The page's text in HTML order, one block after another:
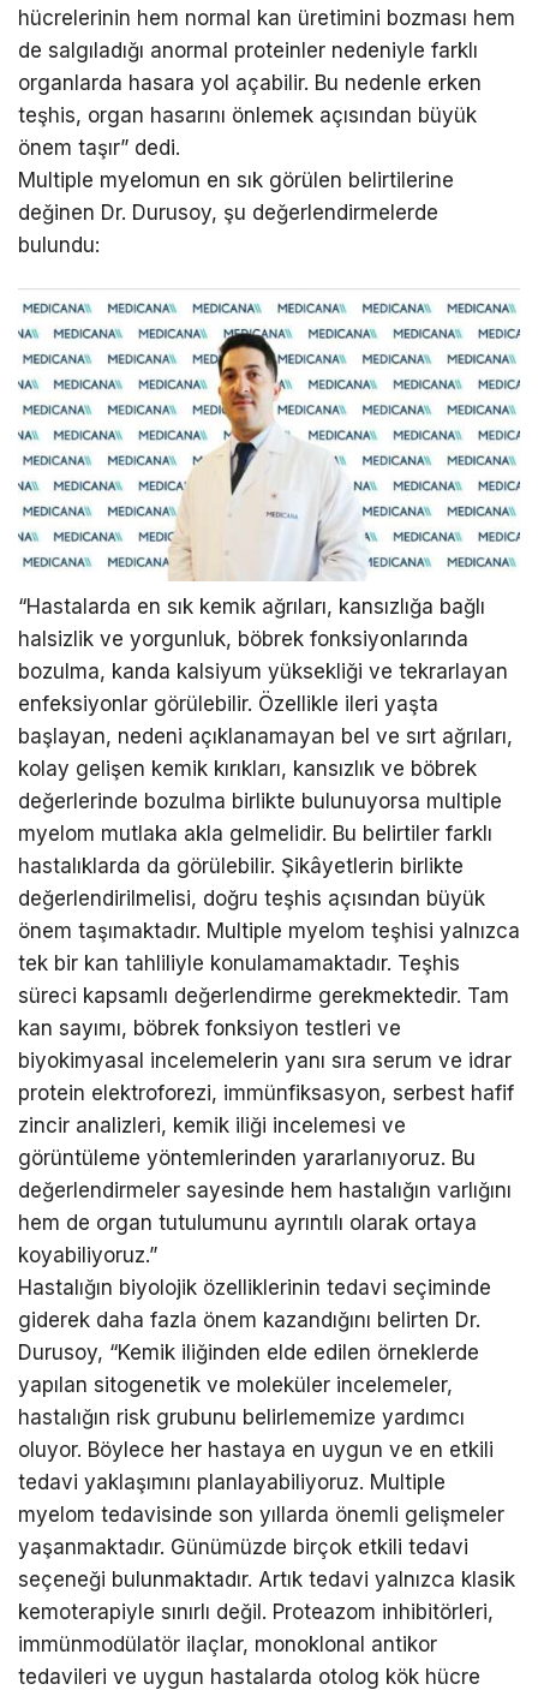
hücrelerinin hem normal kan üretimini bozması hem
de salgıladığı anormal proteinler nedeniyle farklı
organlarda hasara yol açabilir. Bu nedenle erken
teşhis, organ hasarını önlemek açısından büyük
önem taşır” dedi.
Multiple myelomun en sık görülen belirtilerine
değinen Dr. Durusoy, şu değerlendirmelerde
bulundu:
“Hastalarda en sık kemik ağrıları, kansızlığa bağlı
halsizlik ve yorgunluk, böbrek fonksiyonlarında
bozulma, kanda kalsiyum yüksekliği ve tekrarlayan
enfeksiyonlar görülebilir. Özellikle ileri yaşta
başlayan, nedeni açıklanamayan bel ve sırt ağrıları,
kolay gelişen kemik kırıkları, kansızlık ve böbrek
değerlerinde bozulma birlikte bulunuyorsa multiple
myelom mutlaka akla gelmelidir. Bu belirtiler farklı
hastalıklarda da görülebilir. Şikâyetlerin birlikte
değerlendirilmelisi, doğru teşhis açısından büyük
önem taşımaktadır. Multiple myelom teşhisi yalnızca
tek bir kan tahliliyle konulamamaktadır. Teşhis
süreci kapsamlı değerlendirme gerekmektedir. Tam
kan sayımı, böbrek fonksiyon testleri ve
biyokimyasal incelemelerin yanı sıra serum ve idrar
protein elektroforezi, immünfiksasyon, serbest hafif
zincir analizleri, kemik iliği incelemesi ve
görüntüleme yöntemlerinden yararlanıyoruz. Bu
değerlendirmeler sayesinde hem hastalığın varlığını
hem de organ tutulumunu ayrıntılı olarak ortaya
koyabiliyoruz.”
Hastalığın biyolojik özelliklerinin tedavi seçiminde
giderek daha fazla önem kazandığını belirten Dr.
Durusoy, “Kemik iliğinden elde edilen örneklerde
yapılan sitogenetik ve moleküler incelemeler,
hastalığın risk grubunu belirlememize yardımcı
oluyor. Böylece her hastaya en uygun ve en etkili
tedavi yaklaşımını planlayabiliyoruz. Multiple
myelom tedavisinde son yıllarda önemli gelişmeler
yaşanmaktadır. Günümüzde birçok etkili tedavi
seçeneği bulunmaktadır. Artık tedavi yalnızca klasik
kemoterapiyle sınırlı değil. Proteazom inhibitörleri,
immünmodülatör ilaçlar, monoklonal antikor
tedavileri ve uygun hastalarda otolog kök hücre